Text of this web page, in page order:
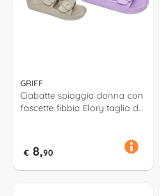
GRIFF
Ciabatte spiaggia donna con
fascette fibbia Elory taglia da
€ 8,90